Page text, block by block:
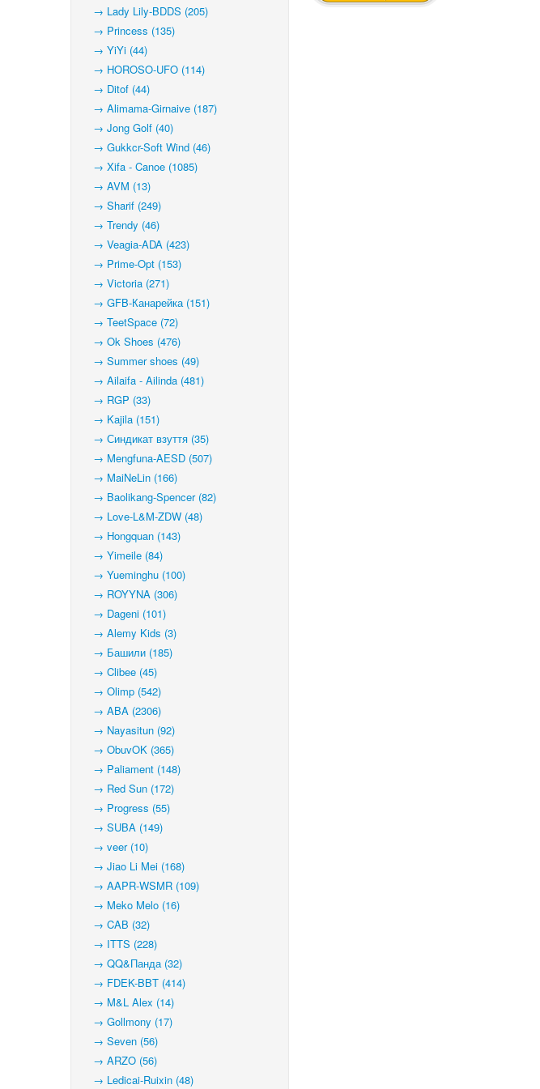
→ Lady Lily-BDDS (205)
→ Princess (135)
→ YiYi (44)
→ HOROSO-UFO (114)
→ Ditof (44)
→ Alimama-Girnaive (187)
→ Jong Golf (40)
→ Gukkcr-Soft Wind (46)
→ Xifa - Canoe (1085)
→ AVM (13)
→ Sharif (249)
→ Trendy (46)
→ Veagia-ADA (423)
→ Prime-Opt (153)
→ Victoria (271)
→ GFB-Канарейка (151)
→ TeetSpace (72)
→ Ok Shoes (476)
→ Summer shoes (49)
→ Ailaifa - Ailinda (481)
→ RGP (33)
→ Kajila (151)
→ Синдикат взуття (35)
→ Mengfuna-AESD (507)
→ MaiNeLin (166)
→ Baolikang-Spencer (82)
→ Love-L&M-ZDW (48)
→ Hongquan (143)
→ Yimeile (84)
→ Yueminghu (100)
→ ROYYNA (306)
→ Dageni (101)
→ Alemy Kids (3)
→ Башили (185)
→ Clibee (45)
→ Olimp (542)
→ ABA (2306)
→ Nayasitun (92)
→ ObuvOK (365)
→ Paliament (148)
→ Red Sun (172)
→ Progress (55)
→ SUBA (149)
→ veer (10)
→ Jiao Li Mei (168)
→ AAPR-WSMR (109)
→ Meko Melo (16)
→ CAB (32)
→ ITTS (228)
→ QQ&Панда (32)
→ FDEK-BBT (414)
→ M&L Alex (14)
→ Gollmony (17)
→ Seven (56)
→ ARZO (56)
→ Ledicai-Ruixin (48)